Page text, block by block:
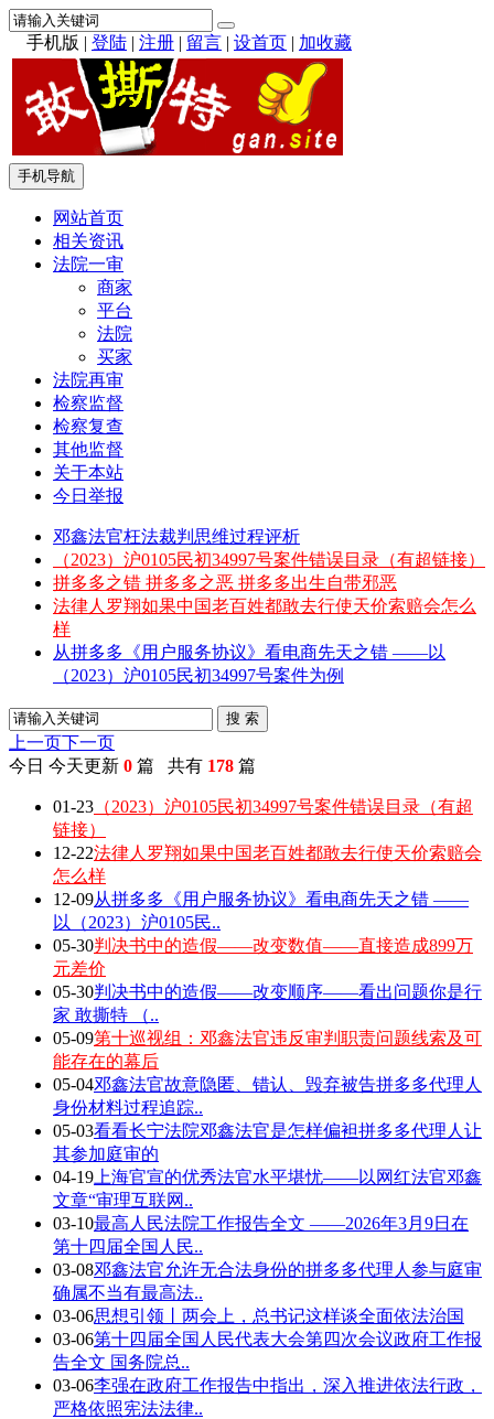
手机版 | 登陆 | 注册 | 留言 | 设首页 | 加收藏
手机导航
网站首页
相关资讯
法院一审
商家
平台
法院
买家
法院再审
检察监督
检察复查
其他监督
关于本站
今日举报
邓鑫法官枉法裁判思维过程评析
（2023）沪0105民初34997号案件错误目录（有超链接）
拼多多之错 拼多多之恶 拼多多出生自带邪恶
法律人罗翔如果中国老百姓都敢去行使天价索赔会怎么
样
从拼多多《用户服务协议》看电商先天之错 ——以
（2023）沪0105民初34997号案件为例
搜 索
上一页下一页
今日 今天更新 0 篇 共有 178 篇
01-23 （2023）沪0105民初34997号案件错误目录（有超
链接）
12-22法律人罗翔如果中国老百姓都敢去行使天价索赔会
怎么样
12-09从拼多多《用户服务协议》看电商先天之错 ——
以（2023）沪0105民..
05-30判决书中的造假——改变数值——直接造成899万
元差价
05-30判决书中的造假——改变顺序——看出问题你是行
家 敢撕特 （..
05-09第十巡视组：邓鑫法官违反审判职责问题线索及可
能存在的幕后
05-04邓鑫法官故意隐匿、错认、毁弃被告拼多多代理人
身份材料过程追踪..
05-03看看长宁法院邓鑫法官是怎样偏袒拼多多代理人让
其参加庭审的
04-19 上海官宣的优秀法官水平堪忧——以网红法官邓鑫
文章“审理互联网..
03-10最高人民法院工作报告全文 ——2026年3月9日在
第十四届全国人民..
03-08邓鑫法官允许无合法身份的拼多多代理人参与庭审
确属不当有最高法..
03-06思想引领丨两会上，总书记这样谈全面依法治国
03-06第十四届全国人民代表大会第四次会议政府工作报
告全文 国务院总..
03-06李强在政府工作报告中指出，深入推进依法行政，
严格依照宪法法律..